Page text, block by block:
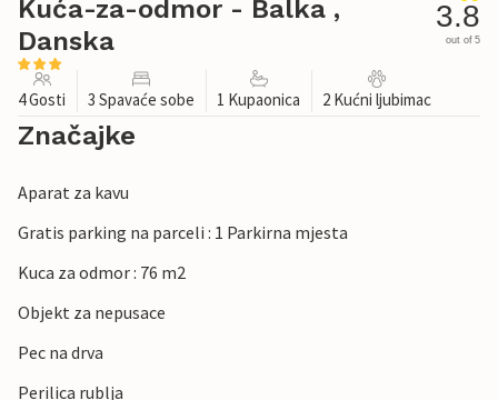
Kuća-za-odmor - Balka ,
Danska
3.8
out of 5
4 Gosti 3 Spavaće sobe 1 Kupaonica 2 Kućni ljubimac
Značajke
Aparat za kavu
Gratis parking na parceli : 1 Parkirna mjesta
Kuca za odmor : 76 m2
Objekt za nepusace
Pec na drva
Perilica rublja